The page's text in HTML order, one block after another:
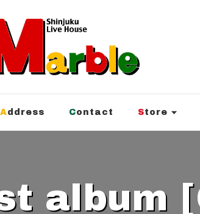
Address Contact Store